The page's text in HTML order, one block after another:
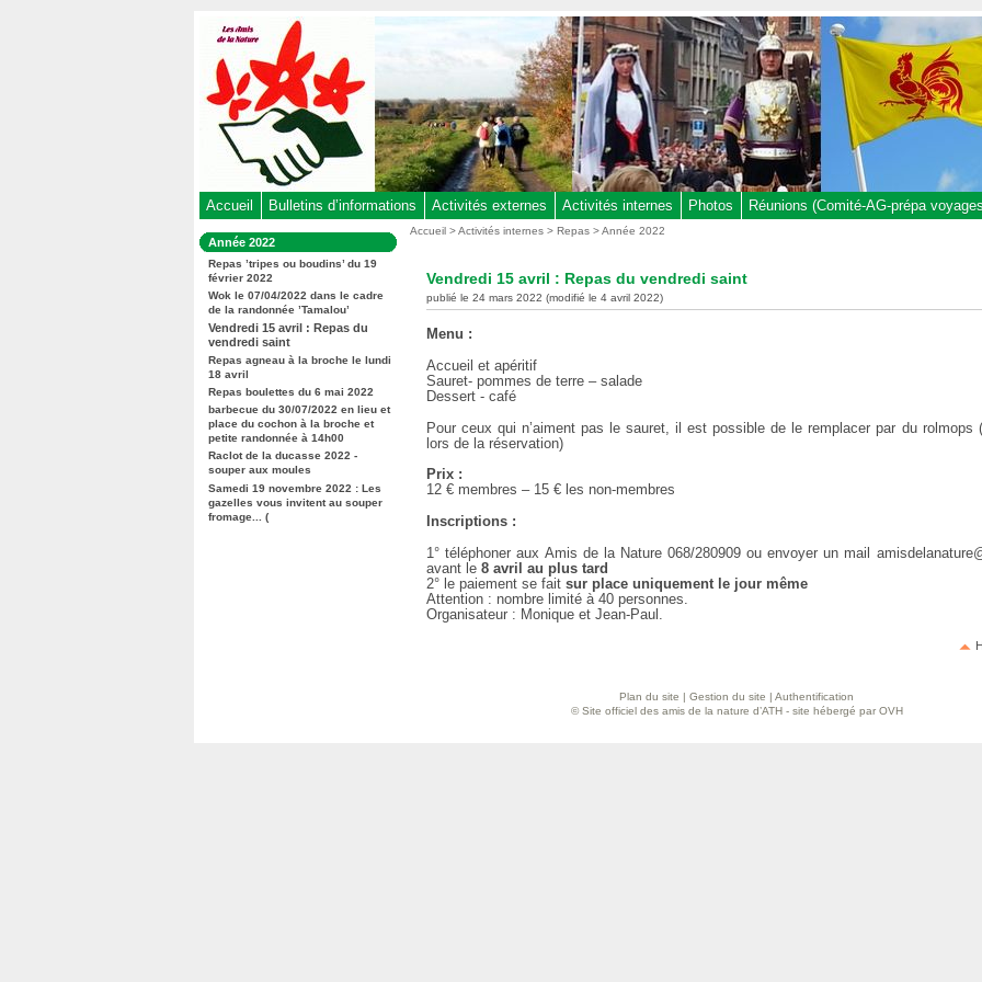
Accueil Bulletins d’informations Activités externes Activités internes Photos Réunions (Comité-AG-prépa
Dans
la
rubrique
:
Année 2022
Repas ’tripes ou boudins’ du 19
février 2022
Wok le 07/04/2022 dans le cadre
de la randonnée ’Tamalou’
Vendredi 15 avril : Repas du
vendredi saint
Repas agneau à la broche le lundi
18 avril
Repas boulettes du 6 mai 2022
barbecue du 30/07/2022 en lieu et
place du cochon à la broche et
petite randonnée à 14h00
Raclot de la ducasse 2022 -
souper aux moules
Samedi 19 novembre 2022 : Les
gazelles vous invitent au souper
fromage... (
Vous
Accueil >Activités internes >Repas >Année 2022
Vendredi 15 avril : Repas du vendredi saint
publié le 24 mars 2022 (modifié le 4 avril 2022)
Menu :
Accueil et apéritif
Sauret- pommes de terre – salade
Dessert - café
Pour ceux qui n’aiment pas le sauret, il est possible de le remplacer par du rolmops
lors de la réservation)
Prix :
12 € membres – 15 € les non-membres
Inscriptions :
1° téléphoner aux Amis de la Nature 068/280909 ou envoyer un mail
avant le8 avril au plus tard
2° le paiement se faitsur place uniquement le jour même
Attention : nombre limité à 40 personnes.
Organisateur : Monique et Jean-Paul.
Plan du site | Gestion du site | Authentification
© Site officiel des amis de la nature d’ATH - site hébergé par OVH